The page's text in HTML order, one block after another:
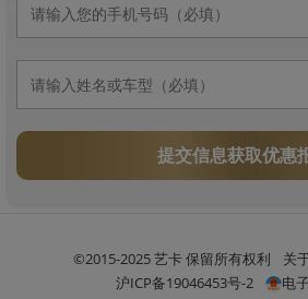
提交信息获取优惠
©2015-2025 艺卡 保留所有权利 关
沪ICP备19046453号-2
电